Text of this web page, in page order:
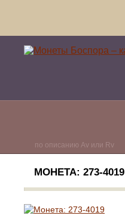
по описанию Av или Rv
МОНЕТА: 273-4019